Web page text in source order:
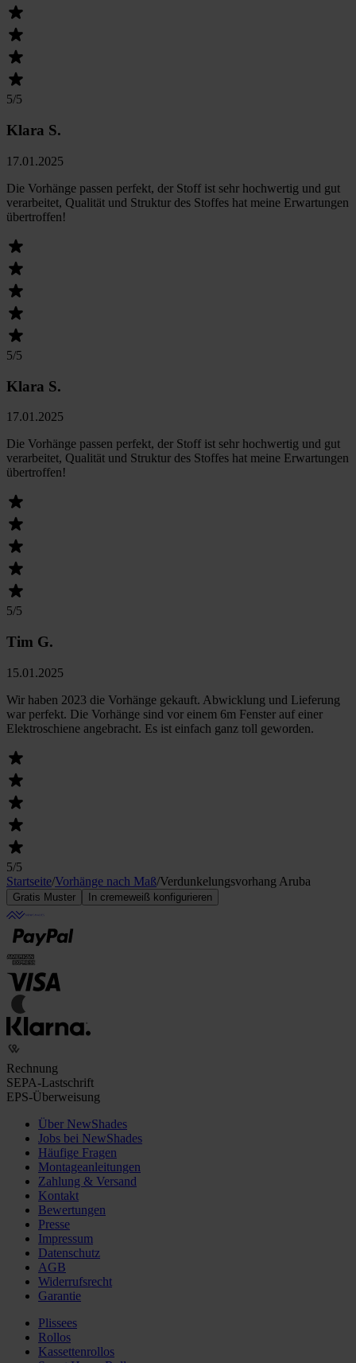
5/5
Klara S.
17.01.2025
Die Vorhänge passen perfekt, der Stoff ist sehr hochwertig und gut
verarbeitet, Qualität und Struktur des Stoffes hat meine Erwartungen
übertroffen!
5/5
Klara S.
17.01.2025
Die Vorhänge passen perfekt, der Stoff ist sehr hochwertig und gut
verarbeitet, Qualität und Struktur des Stoffes hat meine Erwartungen
übertroffen!
5/5
Tim G.
15.01.2025
Wir haben 2023 die Vorhänge gekauft. Abwicklung und Lieferung
war perfekt. Die Vorhänge sind vor einem 6m Fenster auf einer
Elektroschiene angebracht. Es ist einfach ganz toll geworden.
5/5
Startseite/Vorhänge nach Maß/Verdunkelungs­vorhang Aruba
Gratis Muster In cremeweiß konfigurieren
Rechnung
SEPA-Lastschrift
EPS-Überweisung
Über NewShades
Jobs bei NewShades
Häufige Fragen
Montageanleitungen
Zahlung & Versand
Kontakt
Bewertungen
Presse
Impressum
Datenschutz
AGB
Widerrufsrecht
Garantie
Plissees
Rollos
Kassettenrollos